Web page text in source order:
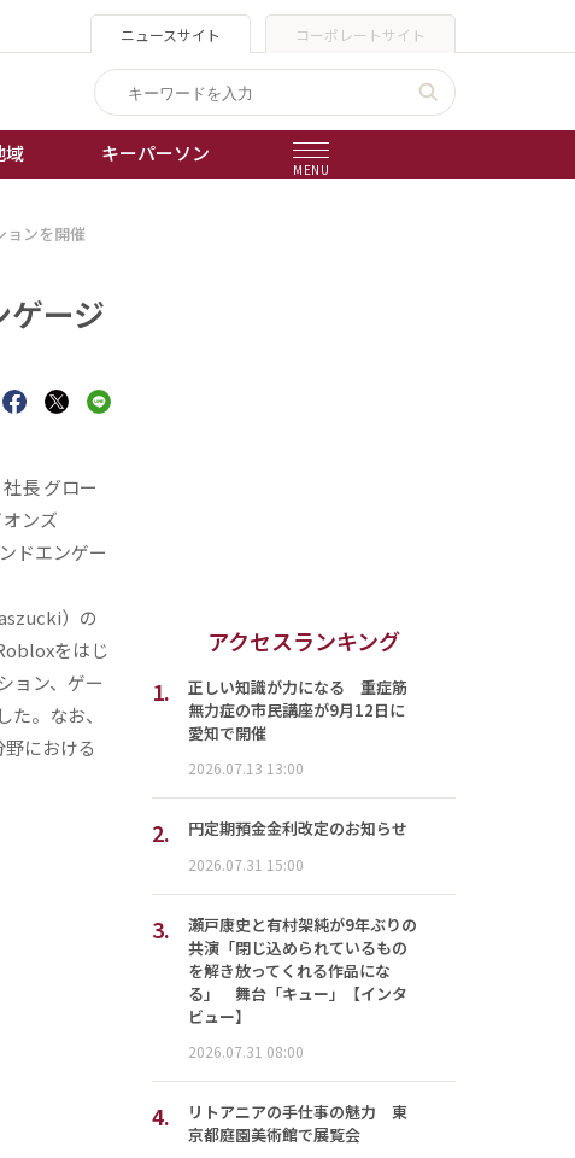
ニュースサイト コーポレートサイト
域 キーパーソン
MENU
ョンを開催
ゲージ
長 グロー
ンズ
ドエンゲー
）の
をはじ
ョン、ゲー
。なお、
における
アクセスランキング
1.
正しい知識が力になる 重症筋
無力症の市民講座が9月12日に
愛知で開催
2026.07.13 13:00
2. 円定期預金金利改定のお知らせ
2026.07.31 15:00
3.
瀬戸康史と有村架純が9年ぶりの
共演「閉じ込められているもの
を解き放ってくれる作品にな
る」 舞台「キュー」【インタ
ビュー】
2026.07.31 08:00
4.
リトアニアの手仕事の魅力 東
京都庭園美術館で展覧会